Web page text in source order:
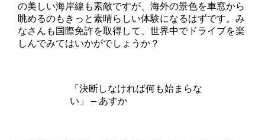
の美しい海岸線も素敵ですが、海外の景色を車窓から
眺めるのもきっと素晴らしい体験になるはずです。み
なさんも国際免許を取得して、世界中でドライブを楽
しんでみてはいかがでしょうか？
「決断しなければ何も始まらな
い」 – あすか